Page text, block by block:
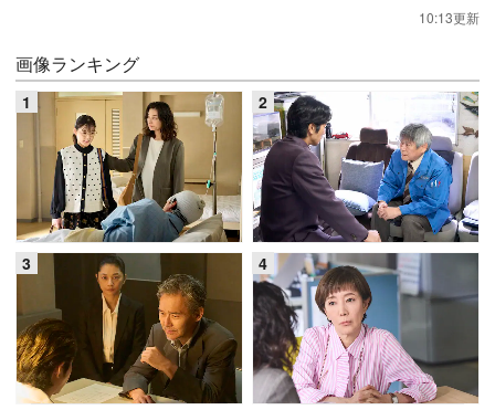
10:13更新
画像ランキング